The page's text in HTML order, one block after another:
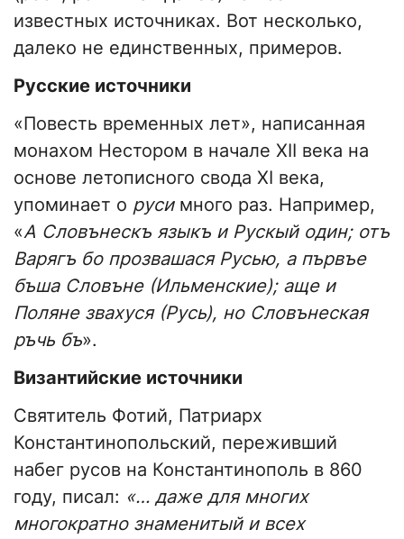
известных источниках. Вот несколько,
далеко не единственных, примеров.
Русские источники
«Повесть временных лет», написанная
монахом Нестором в начале XII века на
основе летописного свода XI века,
упоминает о русимного раз. Например,
«А Словънескъ языкъ и Рускый один; отъ
Варягъ бо прозвашася Русью, а първъе
бъша Словъне (Ильменские); аще и
Поляне звахуся (Русь), но Словънеская
ръчь бъ».
Византийские источники
Святитель Фотий, Патриарх
Константинопольский, переживший
набег русов на Константинополь в 860
году, писал: «… даже для многих
многократно знаменитый и всех